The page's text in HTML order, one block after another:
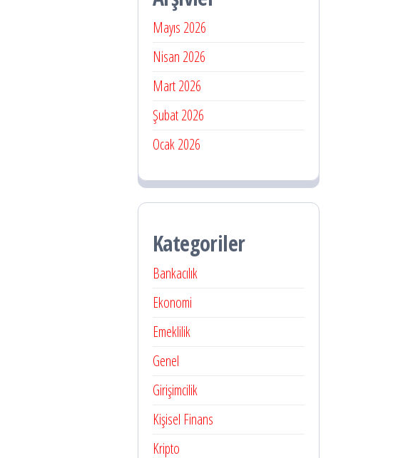
Mayıs 2026
Nisan 2026
Mart 2026
Şubat 2026
Ocak 2026
Kategoriler
Bankacılık
Ekonomi
Emeklilik
Genel
Girişimcilik
Kişisel Finans
Kripto